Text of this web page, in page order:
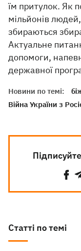
їм притулок. Як
мільйонів
збираються
Актуальне
допомоги,
державної
Новини по темі:
Війна України з
Статті по темі